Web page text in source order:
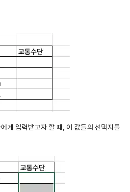
게 입력받고자 할 때, 이 값들의 선택지를